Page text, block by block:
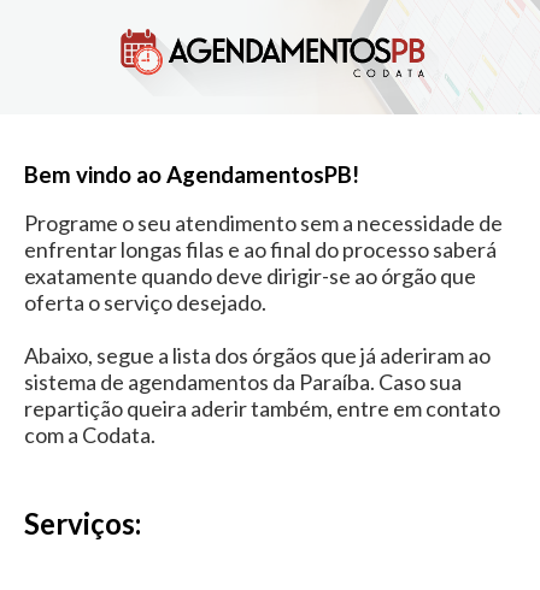
Bem vindo ao AgendamentosPB!
Programe o seu atendimento sem a necessidade de
enfrentar longas filas e ao final do processo saberá
exatamente quando deve dirigir-se ao órgão que
oferta o serviço desejado.
Abaixo, segue a lista dos órgãos que já aderiram ao
sistema de agendamentos da Paraíba. Caso sua
repartição queira aderir também, entre em contato
com a Codata.
Serviços: